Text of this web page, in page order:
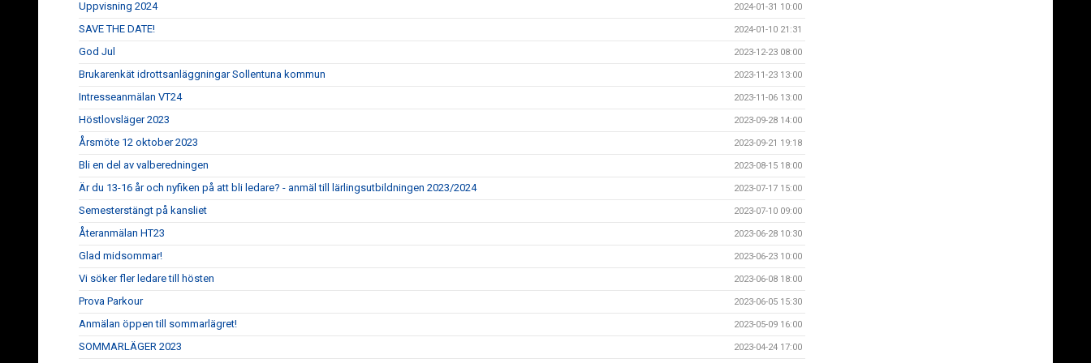
Uppvisning 2024 2024-01-31 10:00
SAVE THE DATE! 2024-01-10 21:31
God Jul 2023-12-23 08:00
Brukarenkät idrottsanläggningar Sollentuna kommun 2023-11-23 13:00
Intresseanmälan VT24 2023-11-06 13:00
Höstlovsläger 2023 2023-09-28 14:00
Årsmöte 12 oktober 2023 2023-09-21 19:18
Bli en del av valberedningen 2023-08-15 18:00
Är du 13-16 år och nyfiken på att bli ledare? - anmäl till lärlingsutbildningen 2023/2024 2023-07-17 15:00
Semesterstängt på kansliet 2023-07-10 09:00
Återanmälan HT23 2023-06-28 10:30
Glad midsommar! 2023-06-23 10:00
Vi söker fler ledare till hösten 2023-06-08 18:00
Prova Parkour 2023-06-05 15:30
Anmälan öppen till sommarlägret! 2023-05-09 16:00
SOMMARLÄGER 2023 2023-04-24 17:00